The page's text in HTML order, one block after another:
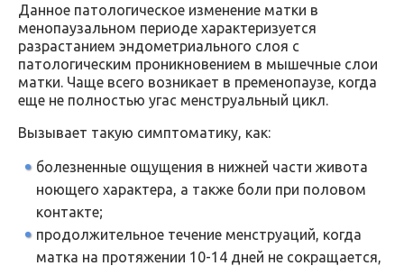
Данное патологическое изменение матки в
менопаузальном периоде характеризуется
разрастанием эндометриального слоя с
патологическим проникновением в мышечные слои
матки. Чаще всего возникает в пременопаузе, когда
еще не полностью угас менструальный цикл.
Вызывает такую симптоматику, как:
болезненные ощущения в нижней части живота
ноющего характера, а также боли при половом
контакте;
продолжительное течение менструаций, когда
матка на протяжении 10-14 дней не сокращается,